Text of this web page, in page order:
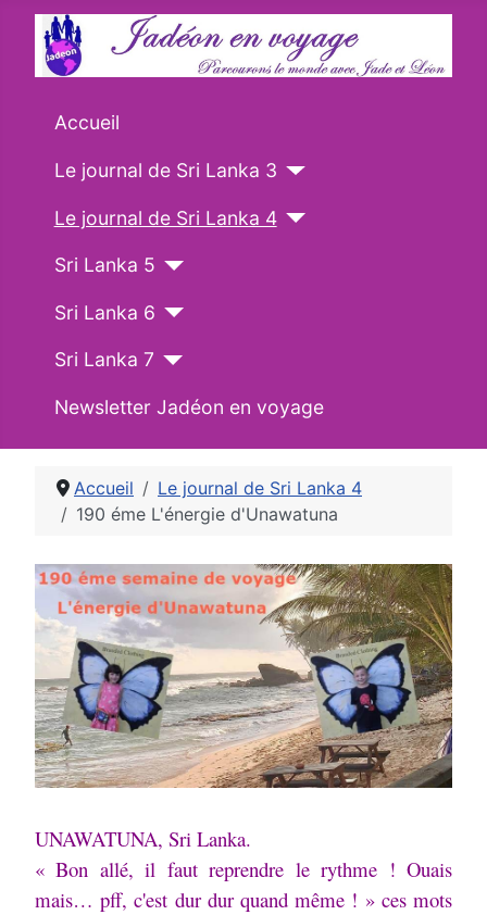
Accueil
Le journal de Sri Lanka 3
Le journal de Sri Lanka 4
Sri Lanka 5
Sri Lanka 6
Sri Lanka 7
Newsletter Jadéon en voyage
Accueil
Le journal de Sri Lanka 4
190 éme L'énergie d'Unawatuna
UNAWATUNA, Sri Lanka.
« Bon allé, il faut reprendre le rythme ! Ouais
mais… pff, c'est dur dur quand même ! » ces mots